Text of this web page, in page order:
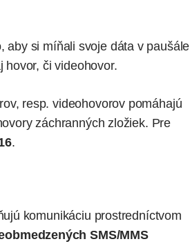
aby si míňali svoje dáta v paušále
či videohovor.
resp. videohovorov pomáhajú
záchranných zložiek. Pre
.
komunikáciu prostredníctvom
SMS/MMS